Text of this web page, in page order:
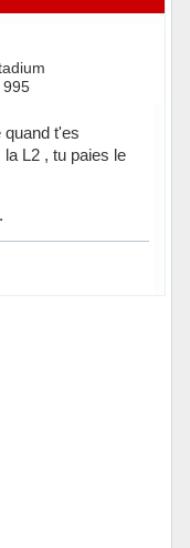
995
quand t'es
L2 , tu paies le